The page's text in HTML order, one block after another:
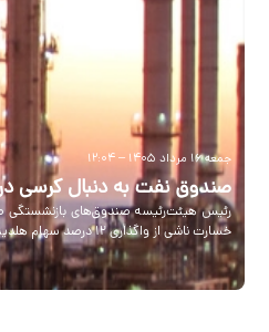
جمعه ۱۶ مرداد ۱۴۰۵ – ۱۲:۰۴
صندوق نفت به دنبال کرسی
خسارت ناشی از واگذاری ۱۲ درصد سهام هلدینگ به‌صورت بلوک مدیریتی و اجرا نشدن تعهد واگذاری کرسی مدیریتی بوده است.